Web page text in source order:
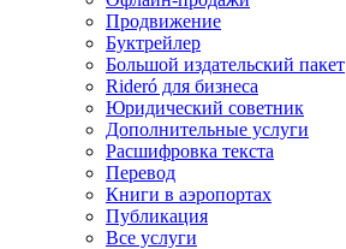
Продвижение
Буктрейлер
Большой издательский пакет
Rideró для бизнеса
Юридический советник
Дополнительные услуги
Расшифровка текста
Перевод
Книги в аэропортах
Публикация
Все услуги